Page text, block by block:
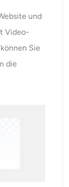
und
Video-
Sie
die